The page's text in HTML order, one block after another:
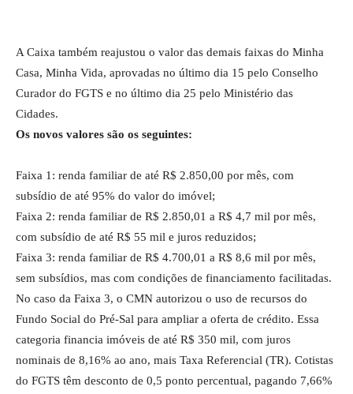
A Caixa também reajustou o valor das demais faixas do Minha
Casa, Minha Vida, aprovadas no último dia 15 pelo Conselho
Curador do FGTS e no último dia 25 pelo Ministério das
Cidades.
Os novos valores são os seguintes:
Faixa 1: renda familiar de até R$ 2.850,00 por mês, com
subsídio de até 95% do valor do imóvel;
Faixa 2: renda familiar de R$ 2.850,01 a R$ 4,7 mil por mês,
com subsídio de até R$ 55 mil e juros reduzidos;
Faixa 3: renda familiar de R$ 4.700,01 a R$ 8,6 mil por mês,
sem subsídios, mas com condições de financiamento facilitadas.
No caso da Faixa 3, o CMN autorizou o uso de recursos do
Fundo Social do Pré-Sal para ampliar a oferta de crédito. Essa
categoria financia imóveis de até R$ 350 mil, com juros
nominais de 8,16% ao ano, mais Taxa Referencial (TR). Cotistas
do FGTS têm desconto de 0,5 ponto percentual, pagando 7,66%